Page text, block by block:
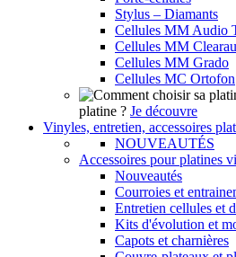
Stylus – Diamants
Cellules MM Audio
Cellules MM
Cellules MM Grado
Cellules MC Ortofon
platine ? Je découvre
Vinyles, entretien, accessoires
NOUVEAUTÉS
Accessoires pour platines
Nouveautés
Courroies et
Entretien cellules et
Kits d'évolution et
Capots et charnières